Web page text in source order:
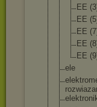
EE
EE
EE
EE
EE
ele